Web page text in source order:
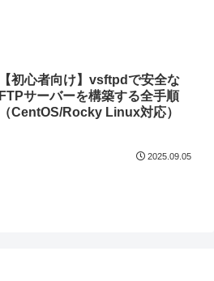
【初心者向け】vsftpdで安全な
FTPサーバーを構築する全手順
（CentOS/Rocky Linux対応）
2025.09.05